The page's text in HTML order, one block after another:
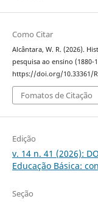
Como Citar
Alcântara, W. R. (2026).
pesquisa ao ensino (1880-
https://doi.org/10.33361/
Fomatos de Citação
Edição
v. 14 n. 41 (2026):
Educação Básica:
Seção